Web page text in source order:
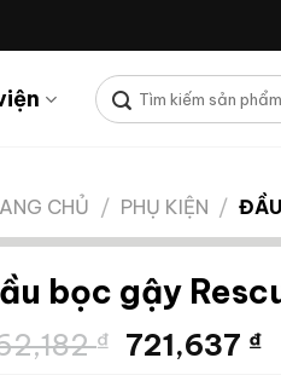
Tìm
kiếm:
CHỦ / PHỤ KIỆN /
bọc gậy
₫
Giá
721,637 ₫